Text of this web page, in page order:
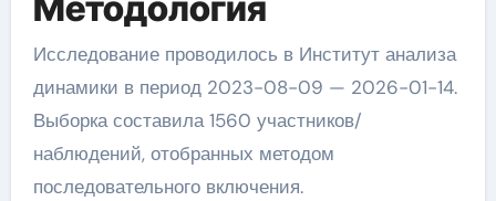
Исследование проводилось в Институт анализа
динамики в период 2023-08-09 — 2026-01-14.
Выборка составила 1560 участников/
наблюдений, отобранных методом
последовательного включения.